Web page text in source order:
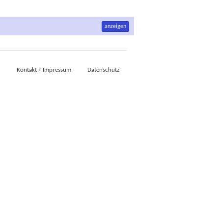
anzeigen
Kontakt + Impressum Datenschutz